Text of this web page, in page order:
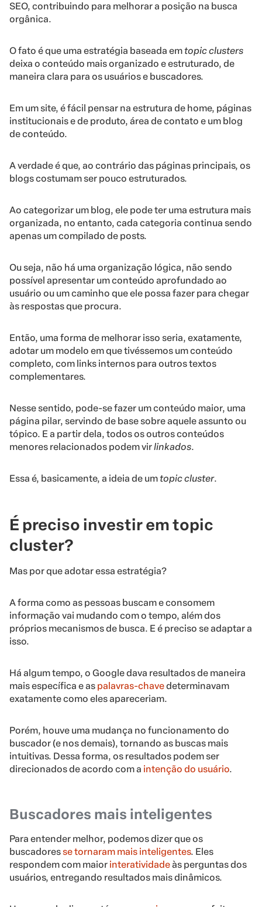
SEO, contribuindo para melhorar a posição na busca
orgânica.
O fato é que uma estratégia baseada emtopic clusters
deixa o conteúdo mais organizado e estruturado, de
maneira clara para os usuários e buscadores.
Em um site, é fácil pensar na estrutura de home, páginas
institucionais e de produto, área de contato e um blog
de conteúdo.
A verdade é que, ao contrário das páginas principais, os
blogs costumam ser pouco estruturados.
Ao categorizar um blog, ele pode ter uma estrutura mais
organizada, no entanto, cada categoria continua sendo
apenas um compilado de posts.
Ou seja, não há uma organização lógica, não sendo
possível apresentar um conteúdo aprofundado ao
usuário ou um caminho que ele possa fazer para chegar
às respostas que procura.
Então, uma forma de melhorar isso seria, exatamente,
adotar um modelo em que tivéssemos um conteúdo
completo, com links internos para outros textos
complementares.
Nesse sentido, pode-se fazer um conteúdo maior, uma
página pilar, servindo de base sobre aquele assunto ou
tópico. E a partir dela, todos os outros conteúdos
menores relacionados podem virlinkados.
Essa é, basicamente, a ideia de umtopic cluster.
É preciso investir em topic
cluster?
Mas por que adotar essa estratégia?
A forma como as pessoas buscam e consomem
informação vai mudando com o tempo, além dos
próprios mecanismos de busca. E é preciso se adaptar a
isso.
Há algum tempo, o Google dava resultados de maneira
mais específica e as palavras-chavedeterminavam
exatamente como eles apareceriam.
Porém, houve uma mudança no funcionamento do
buscador (e nos demais), tornando as buscas mais
intuitivas. Dessa forma, os resultados podem ser
direcionados de acordo com a intenção do usuário.
Buscadores mais inteligentes
Para entender melhor, podemos dizer que os
buscadoresse tornaram mais inteligentes. Eles
respondem com maior interatividadeàs perguntas dos
usuários, entregando resultados mais dinâmicos.